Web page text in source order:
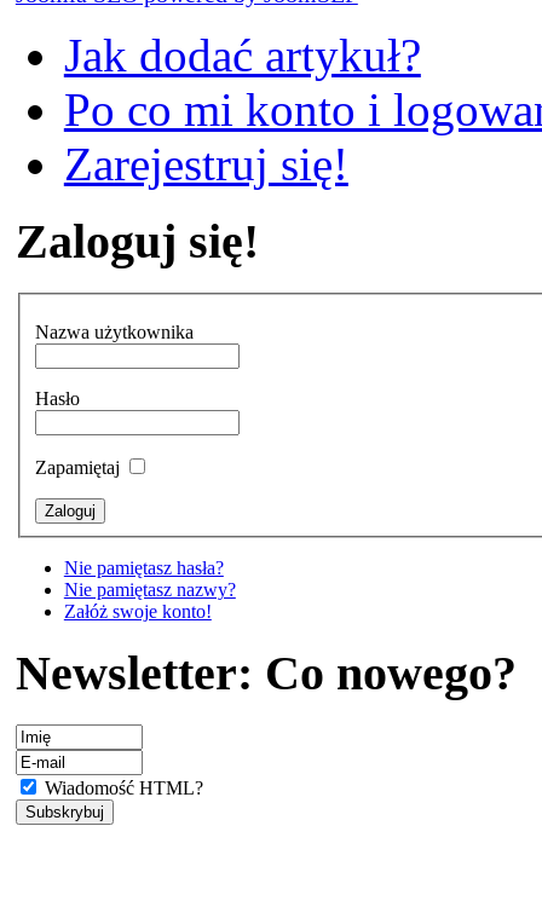
Jak dodać artykuł?
Po co mi konto i
Zarejestruj się!
Zaloguj się!
Nazwa użytkownika
Hasło
Zapamiętaj
Nie pamiętasz hasła?
Nie pamiętasz nazwy?
Załóż swoje konto!
Newsletter: Co nowego?
Wiadomość HTML?